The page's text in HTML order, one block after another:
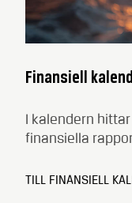
Finansiell
I kalendern
finansiella
TILL FINANSIELL